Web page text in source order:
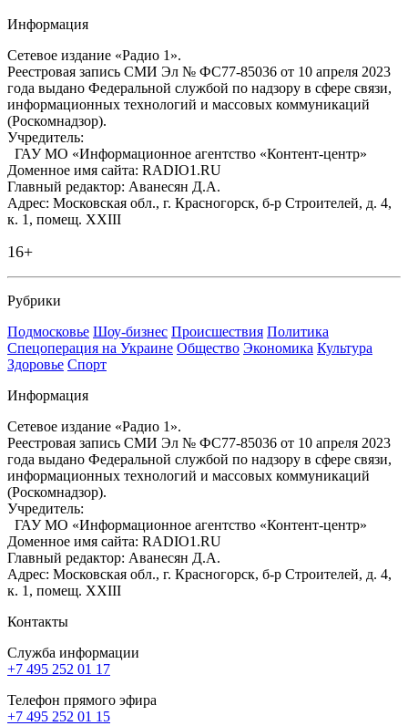
Информация
Сетевое издание «Радио 1».
Реестровая запись СМИ Эл № ФС77-85036 от 10 апреля 2023
года выдано Федеральной службой по надзору в сфере связи,
информационных технологий и массовых коммуникаций
(Роскомнадзор).
Учредитель:
ГАУ МО «Информационное агентство «Контент-центр»
Доменное имя сайта: RADIO1.RU
Главный редактор: Аванесян Д.А.
Адрес: Московская обл., г. Красногорск, б-р Строителей, д. 4,
к. 1, помещ. XXIII
16+
Рубрики
Подмосковье Шоу-бизнес Происшествия Политика
Спецоперация на Украине Общество Экономика Культура
Здоровье Спорт
Информация
Сетевое издание «Радио 1».
Реестровая запись СМИ Эл № ФС77-85036 от 10 апреля 2023
года выдано Федеральной службой по надзору в сфере связи,
информационных технологий и массовых коммуникаций
(Роскомнадзор).
Учредитель:
ГАУ МО «Информационное агентство «Контент-центр»
Доменное имя сайта: RADIO1.RU
Главный редактор: Аванесян Д.А.
Адрес: Московская обл., г. Красногорск, б-р Строителей, д. 4,
к. 1, помещ. XXIII
Контакты
Служба информации
+7 495 252 01 17
Телефон прямого эфира
+7 495 252 01 15